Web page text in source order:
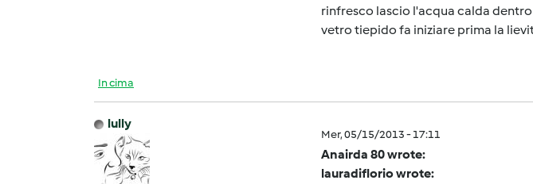
rinfresco lascio l'acqua calda
vetro tiepido fa iniziare prima la
In cima
lully
Mer, 05/15/2013 - 17:11
Anairda 80 wrote:
lauradiflorio wrote: